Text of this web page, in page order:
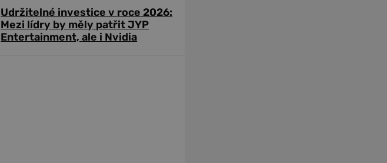
Udržitelné investice v roce 2026:
Mezi lídry by měly patřit JYP
Entertainment, ale i Nvidia